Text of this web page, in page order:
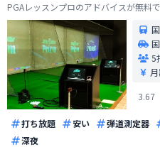
PGAレッスンプロのアドバイスが無料
5
3.67
打ち放題 安い 弾道測定器
深夜